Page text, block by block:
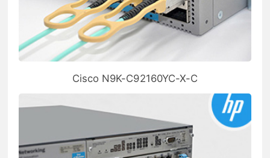
Cisco N9K-C92160YC-X-C